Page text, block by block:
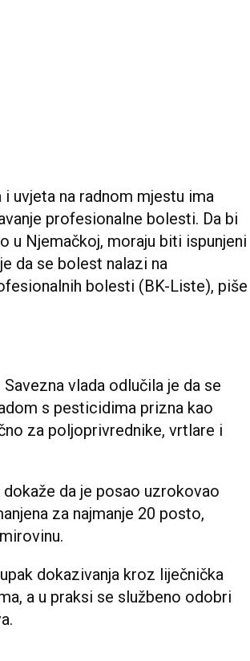
uvjeta na radnom mjestu ima
profesionalne bolesti. Da bi
u Njemačkoj, moraju biti ispunjeni
da se bolest nalazi na
bolesti (BK-Liste), piše
Savezna vlada odlučila je da se
s pesticidima prizna kao
za poljoprivrednike, vrtlare i
dokaže da je posao uzrokovao
za najmanje 20 posto,
dokazivanja kroz liječnička
a u praksi se službeno odobri